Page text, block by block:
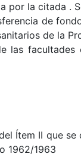
la citada .
de
de la
facultades
Ítem II que se
1962/1963